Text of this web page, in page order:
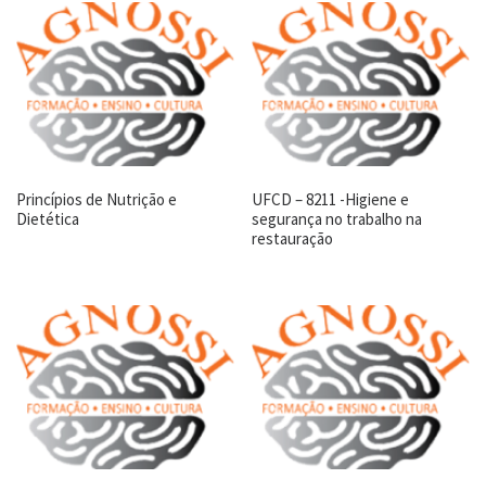
Princípios de Nutrição e
Dietética
UFCD – 8211 -Higiene e
segurança no trabalho na
restauração